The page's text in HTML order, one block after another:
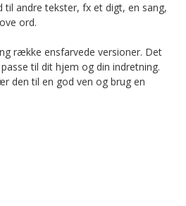
til andre tekster, fx et digt, en sang,
ord.
række ensfarvede versioner. Det
til dit hjem og din indretning.
den til en god ven og brug en